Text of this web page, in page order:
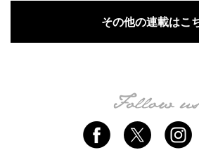
その他の連載はこ